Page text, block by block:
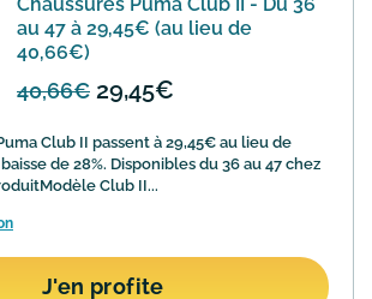
Chaussures Puma Club II - Du 36
au 47 à 29,45€ (au lieu de
40,66€)
40,66€ 29,45€
Club II passent à 29,45€ au lieu de
de 28%. Disponibles du 36 au 47 chez
Club II...
J'en profite